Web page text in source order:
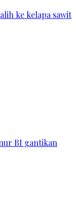
ke kelapa sawit
BI gantikan